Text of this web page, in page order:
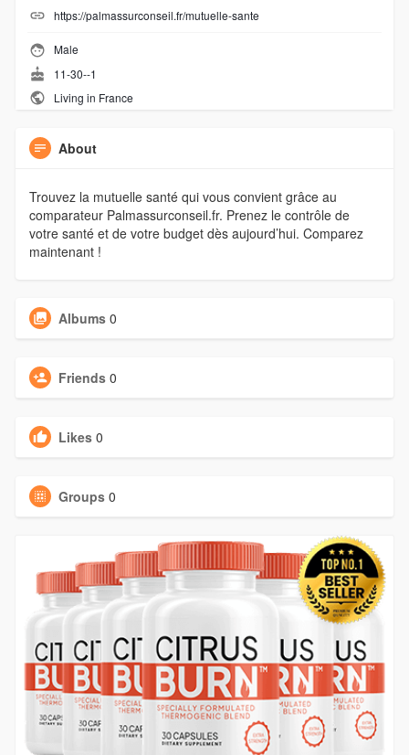
https://palmassurconseil.fr/mutuelle-sante
Male
11-30--1
Living in France
About
Trouvez la mutuelle santé qui vous convient grâce au
comparateur Palmassurconseil.fr. Prenez le contrôle de
votre santé et de votre budget dès aujourd’hui. Comparez
maintenant !
Albums 0
Friends 0
Likes 0
Groups 0